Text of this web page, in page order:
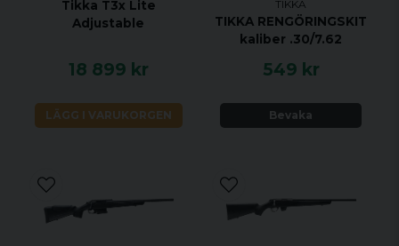
Tikka T3x Lite
Adjustable
18 899 kr
LÄGG I VARUKORGEN
TIKKA
TIKKA RENGÖRINGSKIT
kaliber .30/7.62
549 kr
Bevaka
UTLÖSARE ENSTEGS TRIGGER
STOCK MATERIAL SYNTET
STOCK FINISH SVART
GÄNGAD NEJ
ÖPPNA RIKTMEDEL NEJ
UTBYTBART GREPP JA